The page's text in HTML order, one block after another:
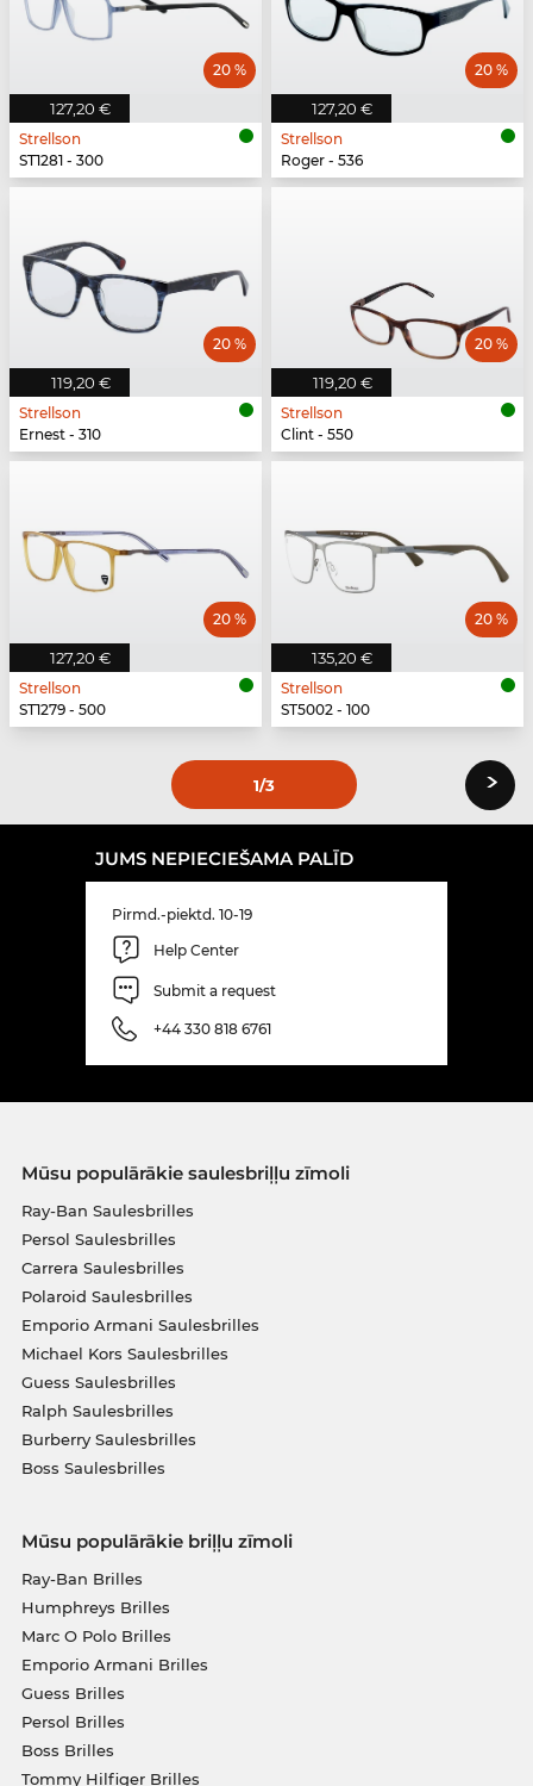
127,20 €
20 %
Strellson
ST1281 - 300
127,20 €
20 %
Strellson
Roger - 536
119,20 €
20 %
Strellson
Ernest - 310
119,20 €
20 %
Strellson
Clint - 550
127,20 €
20 %
Strellson
ST1279 - 500
135,20 €
20 %
Strellson
ST5002 - 100
1/3 ›
JUMS NEPIECIEŠAMA PALĪD
Pirmd.-piektd. 10-19
Help Center
Submit a request
+44 330 818 6761
Mūsu populārākie saulesbriļļu zīmoli
Ray-Ban Saulesbrilles
Persol Saulesbrilles
Carrera Saulesbrilles
Polaroid Saulesbrilles
Emporio Armani Saulesbrilles
Michael Kors Saulesbrilles
Guess Saulesbrilles
Ralph Saulesbrilles
Burberry Saulesbrilles
Boss Saulesbrilles
Mūsu populārākie briļļu zīmoli
Ray-Ban Brilles
Humphreys Brilles
Marc O Polo Brilles
Emporio Armani Brilles
Guess Brilles
Persol Brilles
Boss Brilles
Tommy Hilfiger Brilles